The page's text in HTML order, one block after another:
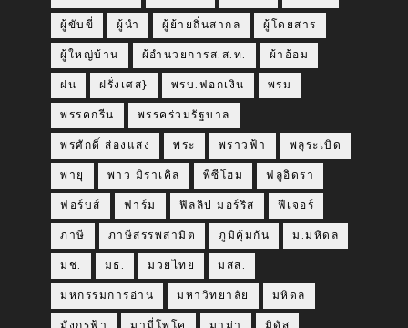
ผู้ขับขี่ ผู้นำ ผู้ย้ายถิ่นสากล ผู้โดยสาร
ผู้ใหญ่บ้าน ผ้อำนวยการส.ส.ท. ผ้าอ้อม
ฝน ฝรั่งเศส} พรบ.ฟอกเงิน พรม
พรรคกรีน พรรคร่วมรัฐบาล
พรศักดิ์ ส่องแสง พระ พราวฟ้า พลุระเบิด
พายุ พาว มิราเคิล พีซีโฮม ฟลูอิดรา
ฟอร์บส์ ฟาร์ม ฟิลลิป มอร์ริส ฟีเจอร์
ภาษี ภาษีสรรพสามิต ภูมิคุ้มกัน ม.มหิดล
มช. มธ. มวยไทย มสส.
มหกรรมการอ่าน มหาวิทยาลัย มหิดล